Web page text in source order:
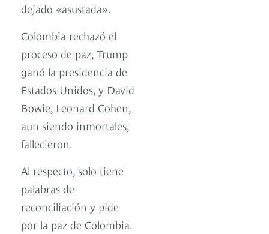
dejado «asustada».
Colombia rechazó el
proceso de paz, Trump
ganó la presidencia de
Estados Unidos, y David
Bowie, Leonard Cohen,
aun siendo inmortales,
fallecieron.
Al respecto, solo tiene
palabras de
reconciliación y pide
por la paz de Colombia.